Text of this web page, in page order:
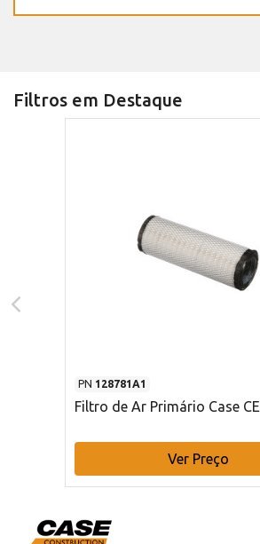
Filtros em Destaque
PN 128781A1
Filtro de Ar Primário Case CE
Ver Preço